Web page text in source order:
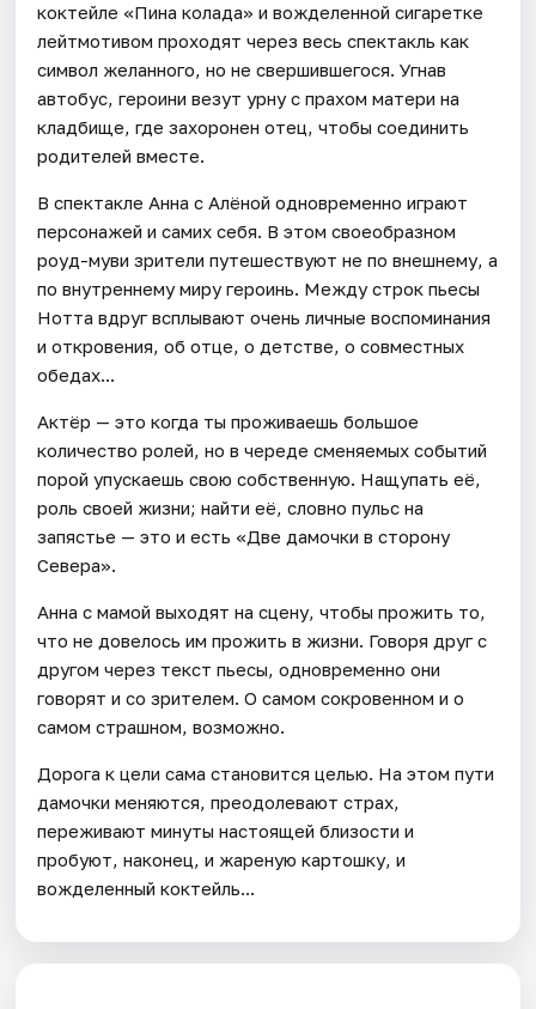
коктейле «Пина колада» и вожделенной сигаретке
лейтмотивом проходят через весь спектакль как
символ желанного, но не свершившегося. Угнав
автобус, героини везут урну с прахом матери на
кладбище, где захоронен отец, чтобы соединить
родителей вместе.
В спектакле Анна с Алёной одновременно играют
персонажей и самих себя. В этом своеобразном
роуд-муви зрители путешествуют не по внешнему, а
по внутреннему миру героинь. Между строк пьесы
Нотта вдруг всплывают очень личные воспоминания
и откровения, об отце, о детстве, о совместных
обедах...
Актёр — это когда ты проживаешь большое
количество ролей, но в череде сменяемых событий
порой упускаешь свою собственную. Нащупать её,
роль своей жизни; найти её, словно пульс на
запястье — это и есть «Две дамочки в сторону
Севера».
Анна с мамой выходят на сцену, чтобы прожить то,
что не довелось им прожить в жизни. Говоря друг с
другом через текст пьесы, одновременно они
говорят и со зрителем. О самом сокровенном и о
самом страшном, возможно.
Дорога к цели сама становится целью. На этом пути
дамочки меняются, преодолевают страх,
переживают минуты настоящей близости и
пробуют, наконец, и жареную картошку, и
вожделенный коктейль...